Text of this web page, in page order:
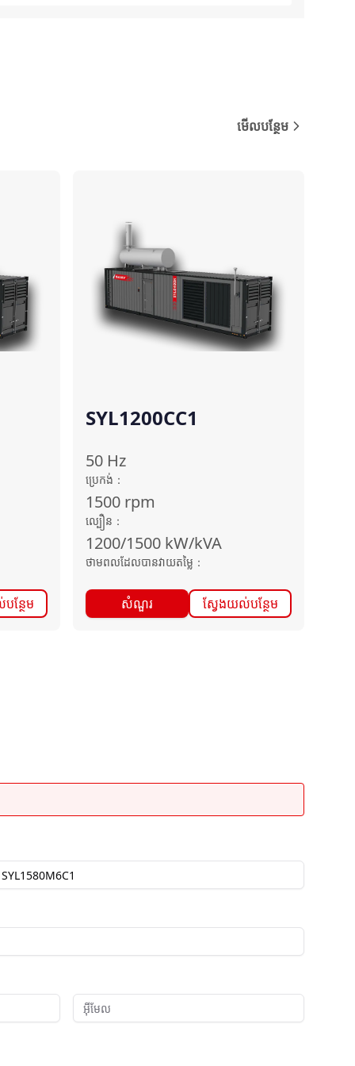
មើលបន្ថែម
ន្ថែម
SYL1200CC1
50 Hz
ប្រេកង់ ：
1500 rpm
ល្បឿន ：
1200/1500 kW/kVA
ថាមពលដែលបានវាយតម្លៃ ：
សំណួរ ស្វែងយល់បន្ថែម